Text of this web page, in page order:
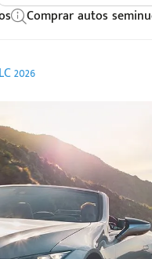
Comprar autos
2026